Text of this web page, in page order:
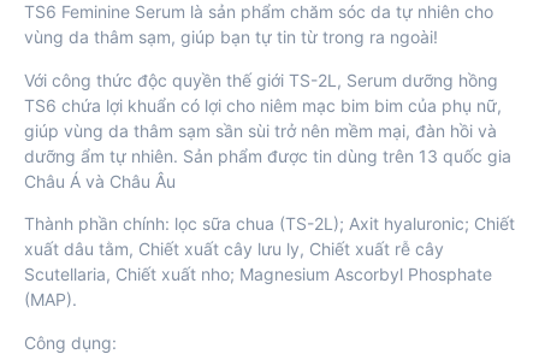
TS6 Feminine Serum là sản phẩm chăm sóc da tự nhiên cho
vùng da thâm sạm, giúp bạn tự tin từ trong ra ngoài!
Với công thức độc quyền thế giới TS-2L, Serum dưỡng hồng
TS6 chứa lợi khuẩn có lợi cho niêm mạc bim bim của phụ nữ,
giúp vùng da thâm sạm sần sùi trở nên mềm mại, đàn hồi và
dưỡng ẩm tự nhiên. Sản phẩm được tin dùng trên 13 quốc gia
Châu Á và Châu Âu
Thành phần chính: lọc sữa chua (TS-2L); Axit hyaluronic; Chiết
xuất dâu tằm, Chiết xuất cây lưu ly, Chiết xuất rễ cây
Scutellaria, Chiết xuất nho; Magnesium Ascorbyl Phosphate
(MAP).
Công dụng: